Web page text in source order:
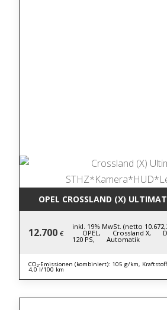
OPEL CROSSLAND (X)
12.700 €
inkl. 19% MwSt. (netto
OPEL, Crossland X,
120 PS, Automatik
CO₂-Emissionen (kombiniert): 105 g/km,
4,0 l/100 km